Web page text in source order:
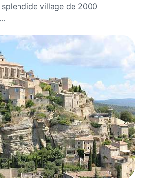
village de 2000